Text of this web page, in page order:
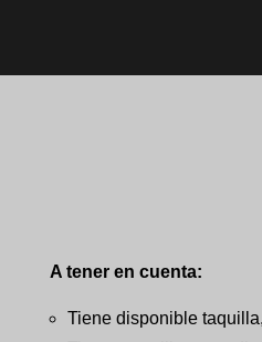
A tener en cuenta:
Tiene disponible